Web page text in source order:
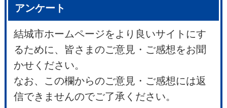
アンケート
結城市ホームページをより良いサイトにす
るために、皆さまのご意見・ご感想をお聞
かせください。
なお、この欄からのご意見・ご感想には返
信できませんのでご了承ください。